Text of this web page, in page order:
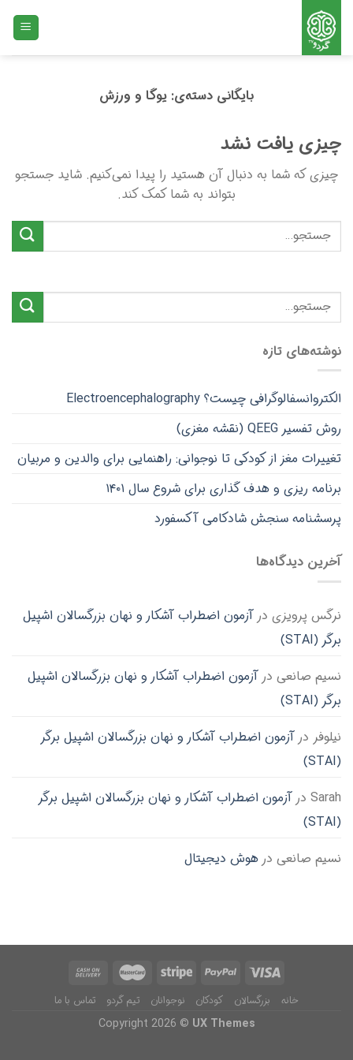
Skip
content
بایگانی دسته‌ی: یوگا و ورزش
چیزی یافت نشد
چیزی که شما به دنبال آن هستید را پیدا نمی‌کنیم. شاید جستجو
بتواند به شما کمک کند.
نوشته‌های تازه
الکتروانسفالوگرافی چیست؟ Electroencephalography
روش تفسیر QEEG (نقشه مغزی)
تغییرات مغز از کودکی تا نوجوانی: راهنمایی برای والدین و مربیان
برنامه ریزی و هدف گذاری برای شروع سال ۱۴۰۱
پرسشنامه سنجش شادکامی آکسفورد
آخرین دیدگاه‌ها
نرگس پرویزی در آزمون اضطراب آشکار و نهان بزرگسالان اشپیل
برگر (STAI)
نسیم صانعی در آزمون اضطراب آشکار و نهان بزرگسالان اشپیل
برگر (STAI)
نیلوفر در آزمون اضطراب آشکار و نهان بزرگسالان اشپیل برگر
(STAI)
Sarah در آزمون اضطراب آشکار و نهان بزرگسالان اشپیل برگر
(STAI)
نسیم صانعی در هوش دیجیتال
خانه بزرگسالان کودکان نوجوانان تیم گردو تماس با ما
Copyright 2026 © UX Themes